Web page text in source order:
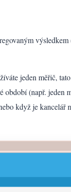
jeden měřič,
období (např. jeden
když je kancelář